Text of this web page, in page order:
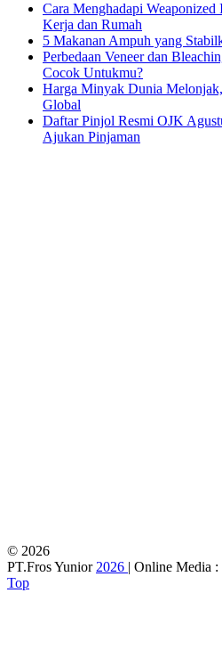
Cara Menghadapi Weaponized
Kerja dan Rumah
5 Makanan Ampuh yang
Perbedaan Veneer dan
Cocok Untukmu?
Harga Minyak Dunia
Global
Daftar Pinjol Resmi OJK
Ajukan Pinjaman
© 2026
PT.Fros Yunior2026 | Online Media :
Top